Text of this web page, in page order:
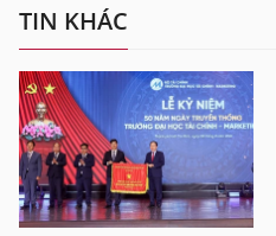
TIN KHÁC